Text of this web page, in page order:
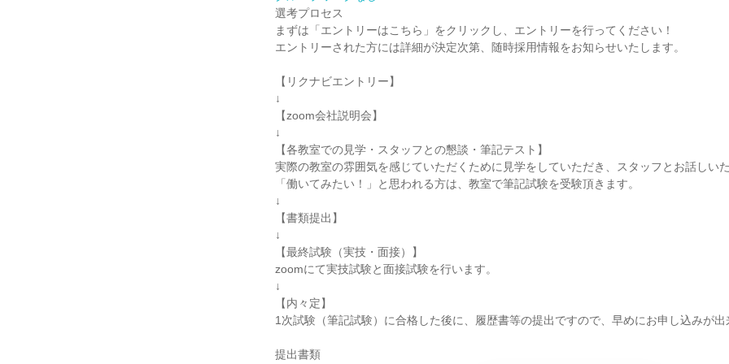
選考プロセス
まずは「エントリーはこちら」をクリックし、エントリーを行ってください！
エントリーされた方には詳細が決定次第、随時採用情報をお知らせいたします。
【リクナビエントリー】
↓
【zoom会社説明会】
↓
【各教室での見学・スタッフとの懇談・筆記テスト】
実際の教室の雰囲気を感じていただくために見学をしていただき、スタッフとお話しいた
「働いてみたい！」と思われる方は、教室で筆記試験を受験頂きます。
↓
【書類提出】
↓
【最終試験（実技・面接）】
zoomにて実技試験と面接試験を行います。
↓
【内々定】
1次試験（筆記試験）に合格した後に、履歴書等の提出ですので、早めにお申し込みが出
提出書類